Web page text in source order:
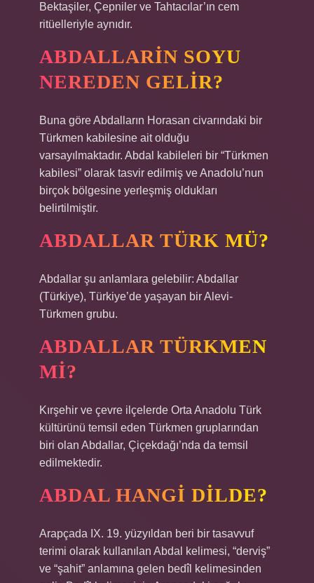
Bektaşiler, Çepniler ve Tahtacılar’ın cem
ritüelleriyle aynıdır.
ABDALLARIN SOYU
NEREDEN GELIR?
Buna göre Abdalların Horasan civarındaki bir
Türkmen kabilesine ait olduğu
varsayılmaktadır. Abdal kabileleri bir “Türkmen
kabilesi” olarak tasvir edilmiş ve Anadolu’nun
birçok bölgesine yerleşmiş oldukları
belirtilmiştir.
ABDALLAR TÜRK MÜ?
Abdallar şu anlamlara gelebilir: Abdallar
(Türkiye), Türkiye’de yaşayan bir Alevi-
Türkmen grubu.
ABDALLAR TÜRKMEN
MI?
Kırşehir ve çevre ilçelerde Orta Anadolu Türk
kültürünü temsil eden Türkmen gruplarından
biri olan Abdallar, Çiçekdağı’nda da temsil
edilmektedir.
ABDAL HANGI DILDE?
Arapçada IX. 19. yüzyıldan beri bir tasavvuf
terimi olarak kullanılan Abdal kelimesi, “derviş”
ve “şahit” anlamına gelen bedîl kelimesinden